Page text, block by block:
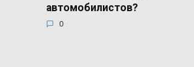
автомобилистов?
0